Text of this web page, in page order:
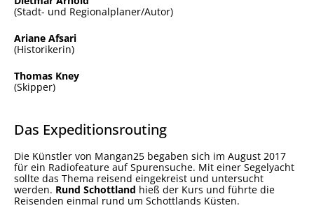
(Stadt- und Regionalplaner/Autor)
Ariane Afsari
(Historikerin)
Thomas Kney
(Skipper)
Das Expeditionsrouting
Die Künstler von Mangan25 begaben sich im August 2017
für ein Radiofeature auf Spurensuche. Mit einer Segelyacht
sollte das Thema reisend eingekreist und untersucht
werden. Rund Schottland hieß der Kurs und führte die
Reisenden einmal rund um Schottlands Küsten.